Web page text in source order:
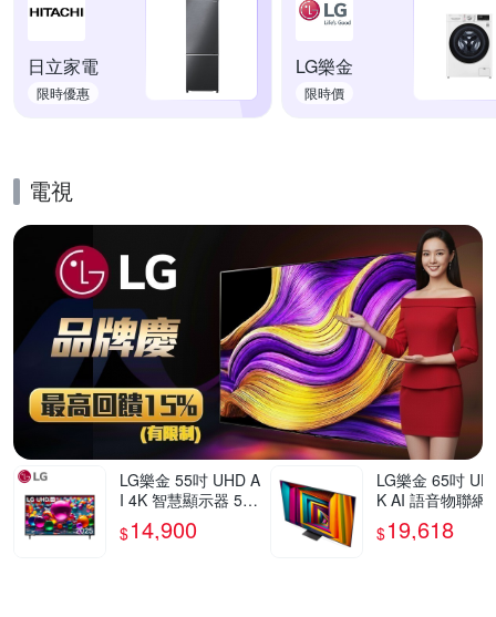
日立家電
限時優惠
LG樂金
限時價
電視
LG樂金 55吋 UHD A
I 4K 智慧顯示器 55
UA7550PTA
$14,900
LG樂金 65吋
K AI 語音物聯網
器
三年保固 含基本
$19,618